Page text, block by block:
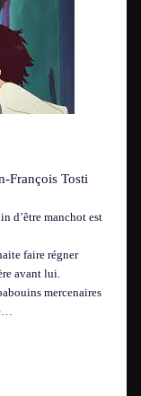
François Tosti
d’être manchot est
faire régner
avant lui.
mercenaires